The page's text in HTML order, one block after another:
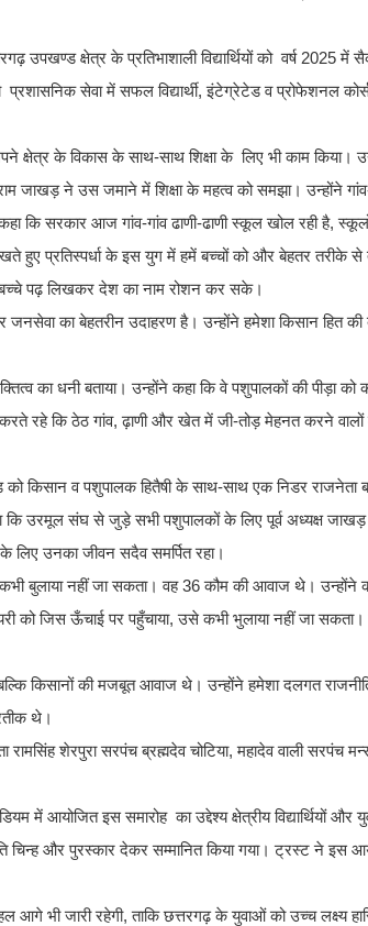
क्षेत्र के प्रतिभाशाली विद्यार्थियों को वर्ष 2025
को प्रशासनिक सेवा में सफल विद्यार्थी, इंटेग्रेटेड व प्रोफेशनल
क्षेत्र के विकास के साथ-साथ शिक्षा के लिए भी काम किया।
जाखड़ ने उस जमाने में शिक्षा के महत्व को समझा। उन्होंने
कहा कि सरकार आज गांव-गांव ढाणी-ढाणी स्कूल खोल रही है,
प्रतिस्पर्धा के इस युग में हमें बच्चों को और बेहतर तरीके से
बच्चे पढ़ लिखकर देश का नाम रोशन कर सके।
का बेहतरीन उदाहरण है। उन्होंने हमेशा किसान हित की
का धनी बताया। उन्होंने कहा कि वे पशुपालकों की पीड़ा
रहे कि ठेठ गांव, ढ़ाणी और खेत में जी-तोड़ मेहनत करने
किसान व पशुपालक हितैषी के साथ-साथ एक निडर राजनेता
कि उरमूल संघ से जुड़े सभी पशुपालकों के लिए पूर्व अध्यक्ष
के लिए उनका जीवन सदैव समर्पित रहा।
बुलाया नहीं जा सकता। वह 36 कौम की आवाज थे। उन्होंने
को जिस ऊँचाई पर पहुँचाया, उसे कभी भुलाया नहीं जा
किसानों की मजबूत आवाज थे। उन्होंने हमेशा दलगत
थे।
शेरपुरा सरपंच ब्रह्मदेव चोटिया, महादेव वाली सरपंच
आयोजित इस समारोह का उद्देश्य क्षेत्रीय विद्यार्थियों और
चिन्ह और पुरस्कार देकर सम्मानित किया गया। ट्रस्ट ने
आगे भी जारी रहेगी, ताकि छत्तरगढ़ के युवाओं को उच्च लक्ष्य